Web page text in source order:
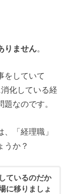
りません。
をしていて
化している経
なのです。
「経理職」
うか？
ているのだか
に移りましょ